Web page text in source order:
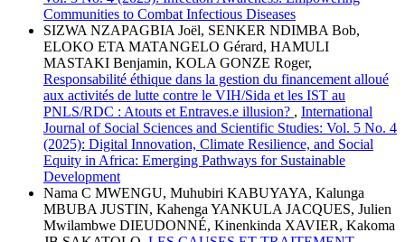
Communities to Combat Infectious Diseases
SIZWA NZAPAGBIA Joël, SENKER NDIMBA Bob,
ELOKO ETA MATANGELO Gérard, HAMULI
MASTAKI Benjamin, KOLA GONZE Roger,
Responsabilité éthique dans la gestion du financement alloué
aux activités de lutte contre le VIH/Sida et les IST au
PNLS/RDC : Atouts et Entraves.e illusion? , International
Journal of Social Sciences and Scientific Studies: Vol. 5 No. 4
(2025): Digital Innovation, Climate Resilience, and Social
Equity in Africa: Emerging Pathways for Sustainable
Development
Nama C MWENGU, Muhubiri KABUYAYA, Kalunga
MBUBA JUSTIN, Kahenga YANKULA JACQUES, Julien
Mwilambwe DIEUDONNÉ, Kinenkinda XAVIER, Kakoma